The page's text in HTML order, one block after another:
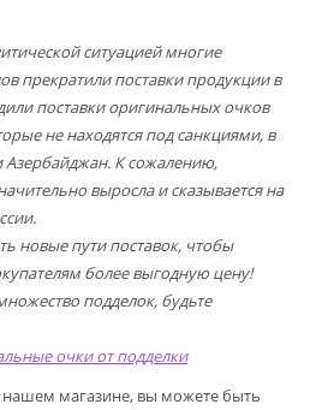
ситуацией многие
прекратили поставки продукции в
поставки оригинальных очков
не находятся под санкциями, в
Азербайджан. К сожалению,
выросла и сказывается на
новые пути поставок, чтобы
более выгодную цену!
подделок, будьте
очки от подделки
магазине, вы можете быть